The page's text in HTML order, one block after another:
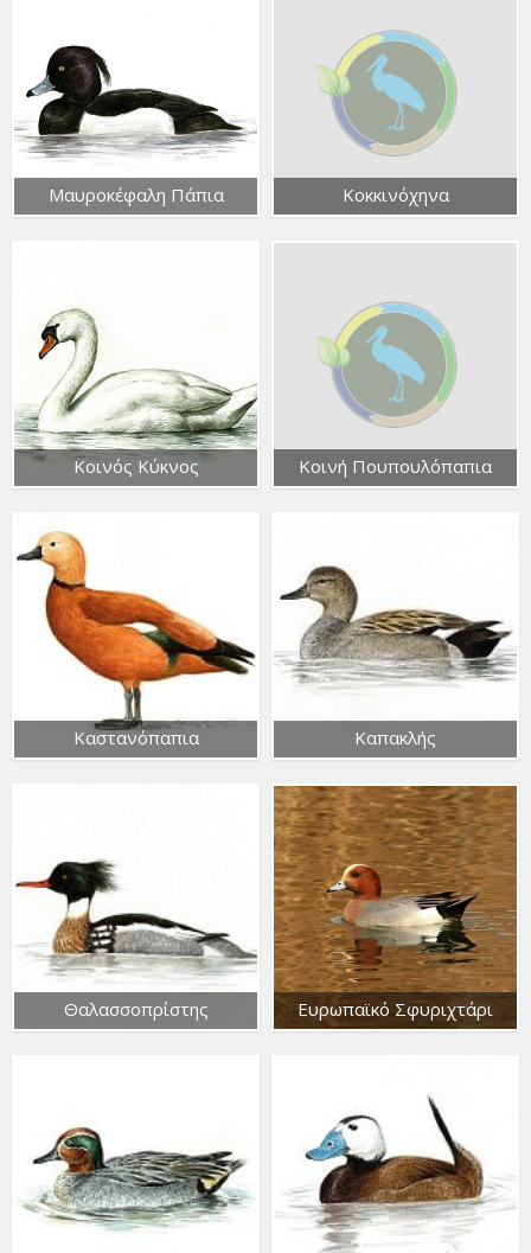
Μαυροκέφαλη Πάπια Κοκκινόχηνα
Κοινός Κύκνος Κοινή Πουπουλόπαπια
Καστανόπαπια Καπακλής
Θαλασσοπρίστης Ευρωπαϊκό Σφυριχτάρι